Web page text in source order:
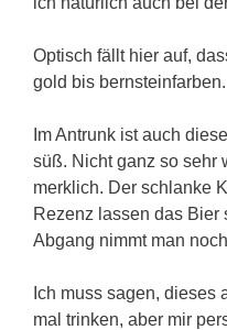
Optisch fällt hier auf,
gold bis
Im Antrunk ist auch
süß. Nicht ganz so sehr
merklich. Der schlanke
Rezenz lassen das Bier
Abgang nimmt man
Ich muss sagen, dieses
mal trinken, aber mir